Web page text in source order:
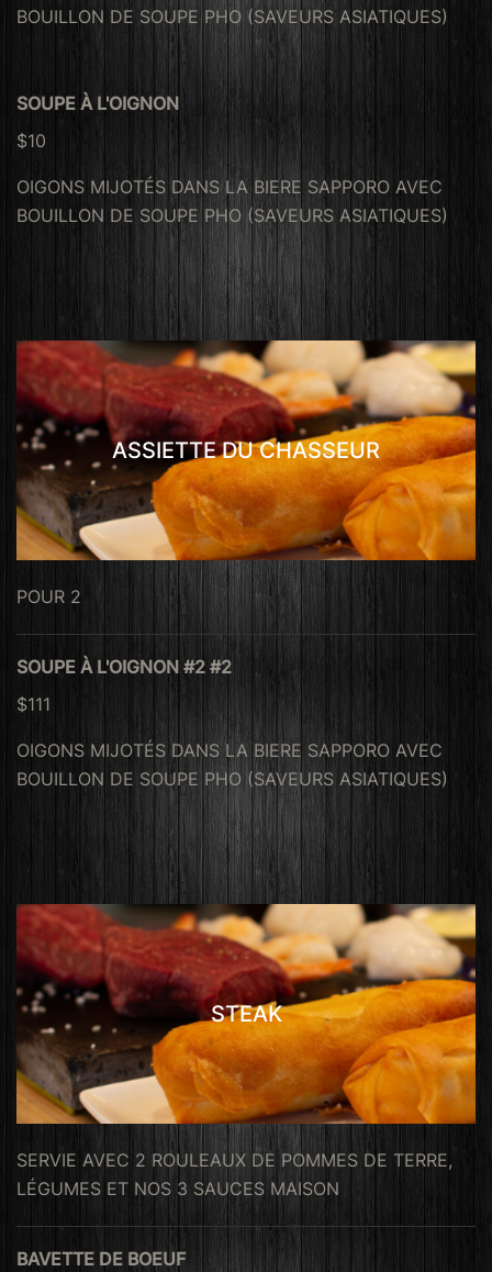
BOUILLON DE SOUPE PHO (SAVEURS ASIATIQUES)
SOUPE À L'OIGNON
$10
OIGONS MIJOTÉS DANS LA BIERE SAPPORO AVEC
BOUILLON DE SOUPE PHO (SAVEURS ASIATIQUES)
ASSIETTE DU CHASSEUR
POUR 2
SOUPE À L'OIGNON #2 #2
$111
OIGONS MIJOTÉS DANS LA BIERE SAPPORO AVEC
BOUILLON DE SOUPE PHO (SAVEURS ASIATIQUES)
STEAK
SERVIE AVEC 2 ROULEAUX DE POMMES DE TERRE,
LÉGUMES ET NOS 3 SAUCES MAISON
BAVETTE DE BOEUF